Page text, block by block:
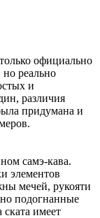
официально
реально
и
различия
придумана и
самэ-кава.
элементов
мечей, рукояти
подогнанные
имеет